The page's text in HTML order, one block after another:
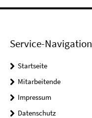
Service-Navigation
Startseite
Mitarbeitende
Impressum
Datenschutz